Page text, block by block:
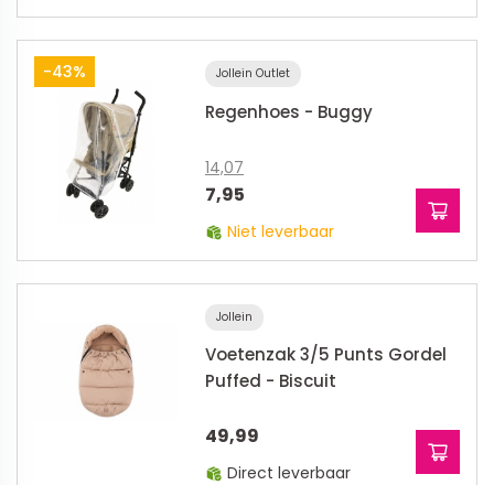
-43% Jollein Outlet
Regenhoes - Buggy
14,07
7,95
Niet leverbaar
Jollein
Voetenzak 3/5 Punts Gordel
Puffed - Biscuit
49,99
Direct leverbaar